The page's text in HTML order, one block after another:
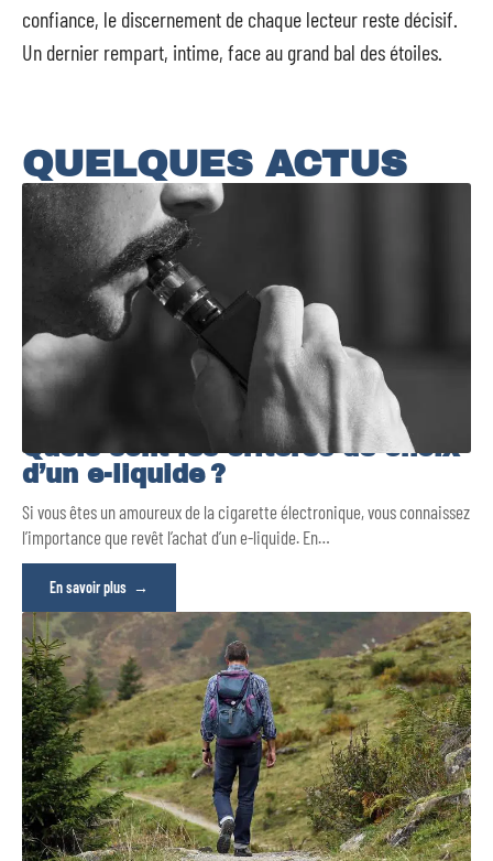
confiance, le discernement de chaque lecteur reste décisif.
Un dernier rempart, intime, face au grand bal des étoiles.
QUELQUES ACTUS
Quels sont les critères de choix
d’un e-liquide ?
Si vous êtes un amoureux de la cigarette électronique, vous connaissez
l’importance que revêt l’achat d’un e-liquide. En…
En savoir plus